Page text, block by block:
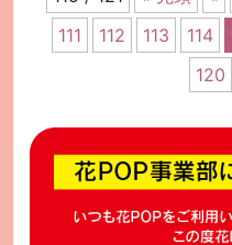
111
112 113 114
120